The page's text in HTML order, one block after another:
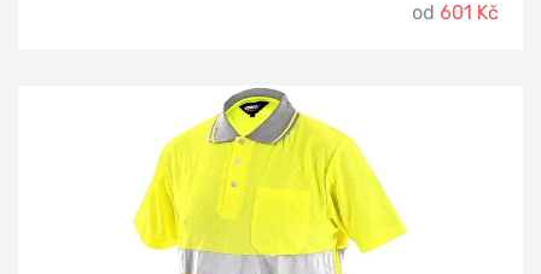
od 601 Kč